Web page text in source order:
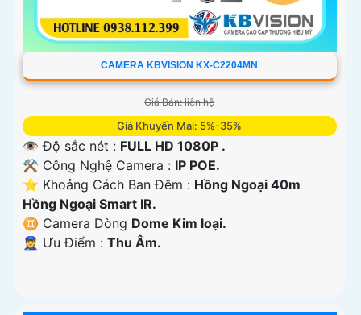
CAMERA KBVISION KX-C2204MN
Giá Bán: liên hệ
Giá Khuyến Mại: 5%-35%
👁 Độ sắc nét : FULL HD 1080P .
⚒ Công Nghệ Camera : IP POE.
⭐ Khoảng Cách Ban Đêm : Hồng Ngoại 40m
Hồng Ngoại Smart IR.
♊ Camera Dòng Dome Kim loại.
️👮 Ưu Điểm : Thu Âm.